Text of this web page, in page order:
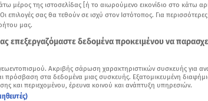
άρθρα μας στα αποτελέσματα αναζήτησης
στο Ζάππειο Μέγαρο έκλεισαν χθες βράδυ
μέρος της ιστοσελίδας [ή το αιωρούμενο εικονίδιο στο κάτω
επιλογές σας θα τεθούν σε ισχύ στον Ιστότοπος. Για
μας.
επεξεργαζόμαστε δεδομένα προκειμένου να
Ακριβής σάρωση χαρακτηριστικών συσκευής για
στα δεδομένα μιας συσκευής. Εξατομικευμένη
και περιεχομένου, έρευνα κοινού και ανάπτυξη υπηρεσιών.